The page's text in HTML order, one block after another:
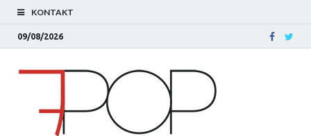
KONTAKT
09/08/2026